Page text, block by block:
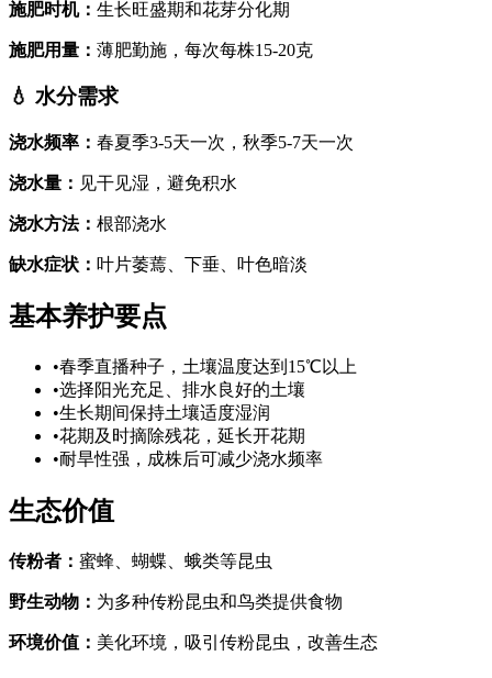
施肥时机： 生长旺盛期和花芽分化期
施肥用量 ： 薄肥勤施，每次每株15-20克
💧 水分需求
浇水频率 ： 春夏季3-5天一次，秋季5-7天一次
浇水量 ： 见干见湿，避免积水
浇水方法： 根部浇水
缺水症状 ： 叶片萎蔫、下垂、叶色暗淡
基本养护要点
•春季直播种子，土壤温度达到15℃以上
•选择阳光充足、排水良好的土壤
•生长期间保持土壤适度湿润
•花期及时摘除残花，延长开花期
•耐旱性强，成株后可减少浇水频率
生态价值
传粉者 ： 蜜蜂、蝴蝶、蛾类等昆虫
野生动物 ： 为多种传粉昆虫和鸟类提供食物
环境价值 ： 美化环境，吸引传粉昆虫，改善生态